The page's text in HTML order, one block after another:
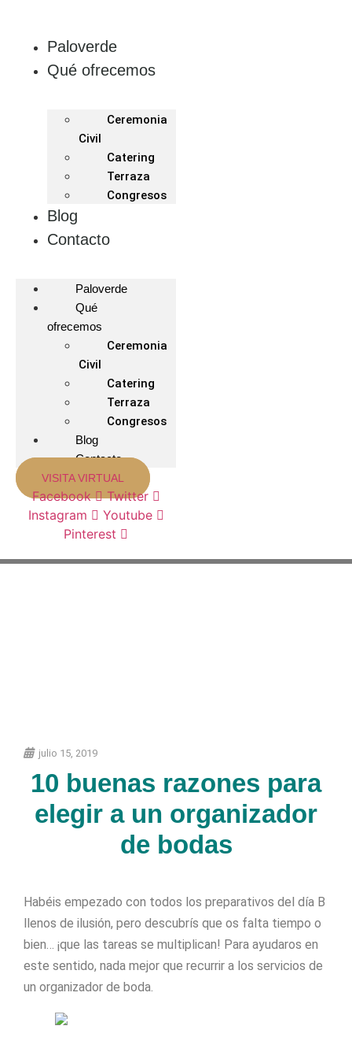
Paloverde
Qué ofrecemos
Ceremonia
Civil
Catering
Terraza
Congresos
Blog
Contacto
Paloverde
Qué
ofrecemos
Ceremonia
Civil
Catering
Terraza
Congresos
Blog
Contacto
VISITA VIRTUAL
Facebook
Twitter
Instagram
Youtube
Pinterest
julio 15, 2019
10 buenas razones para
elegir a un organizador
de bodas
Habéis empezado con todos los preparativos del día B
llenos de ilusión, pero descubrís que os falta tiempo o
bien… ¡que las tareas se multiplican! Para ayudaros en
este sentido, nada mejor que recurrir a los servicios de
un organizador de boda.